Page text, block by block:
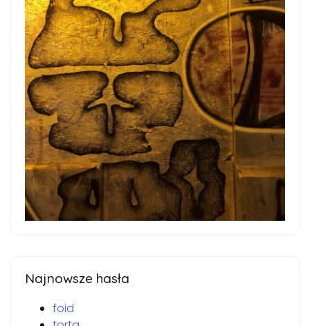
Najnowsze hasła
foid